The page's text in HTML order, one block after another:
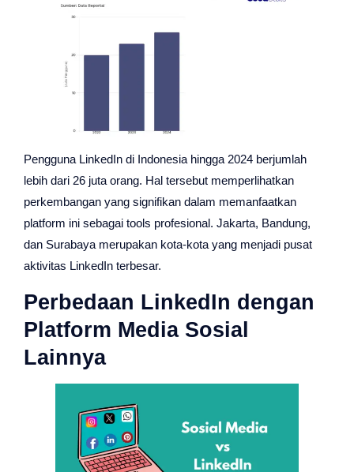
Pengguna LinkedIn di Indonesia hingga 2024 berjumlah
lebih dari 26 juta orang. Hal tersebut memperlihatkan
perkembangan yang signifikan dalam memanfaatkan
platform ini sebagai tools profesional. Jakarta, Bandung,
dan Surabaya merupakan kota-kota yang menjadi pusat
aktivitas LinkedIn terbesar.
Perbedaan LinkedIn dengan
Platform Media Sosial
Lainnya